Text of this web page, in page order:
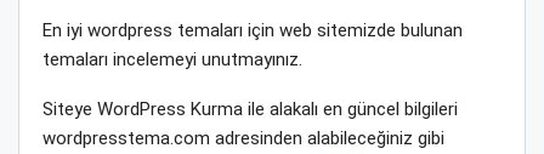
En iyi wordpress temaları için web sitemizde bulunan
temaları incelemeyi unutmayınız.
Siteye WordPress Kurma ile alakalı en güncel bilgileri
wordpresstema.com adresinden alabileceğiniz gibi